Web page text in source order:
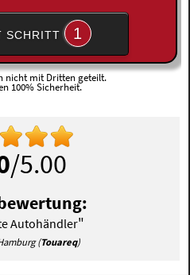
SCHRITT 1
nicht mit Dritten geteilt.
100% Sicherheit.
/5.00
Autohändler"
(Touareq)